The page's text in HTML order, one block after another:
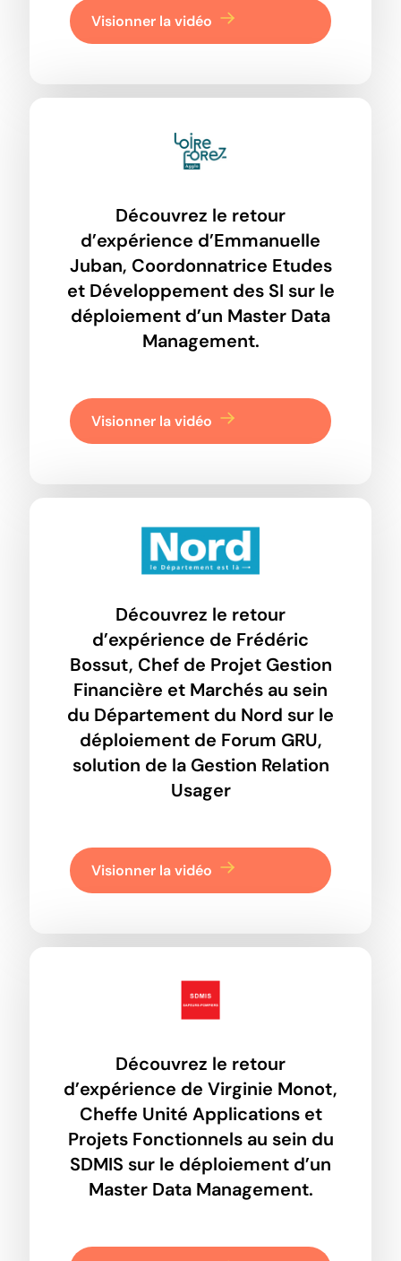
Visionner la vidéo
Découvrez le retour
d’expérience d’Emmanuelle
Juban, Coordonnatrice Etudes
et Développement des SI sur le
déploiement d’un Master Data
Management.
Visionner la vidéo
Découvrez le retour
d’expérience de Frédéric
Bossut, Chef de Projet Gestion
Financière et Marchés au sein
du Département du Nord sur le
déploiement de Forum GRU,
solution de la Gestion Relation
Usager
Visionner la vidéo
Découvrez le retour
d’expérience de Virginie Monot,
Cheffe Unité Applications et
Projets Fonctionnels au sein du
SDMIS sur le déploiement d’un
Master Data Management.